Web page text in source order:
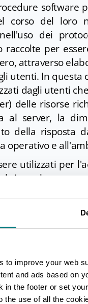
to improve your web
and ads based on
the footer or set
the use of all the
software
corso del
dei
raccolte per
attraverso
utenti. In questa
dagli utenti
delle risorse
al server, la
della risposta
operativo e
utilizzati per
sito: salva
volontario di
dei
inclusi nelle